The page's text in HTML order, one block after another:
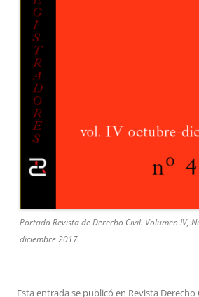
Portada Revista de Derecho Civil. Volumen IV,
diciembre 2017
Esta entrada se publicó en Revista Derecho